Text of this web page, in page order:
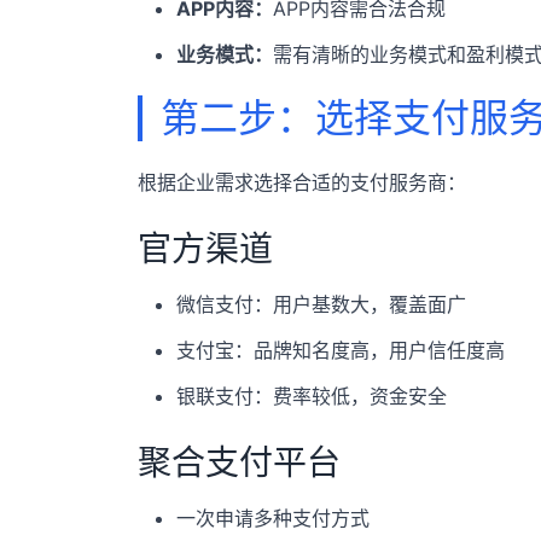
APP内容： APP内容需合法合规
业务模式： 需有清晰的业务模式和盈利模
第二步：选择支付服
根据企业需求选择合适的支付服务商：
官方渠道
微信支付：用户基数大，覆盖面广
支付宝：品牌知名度高，用户信任度高
银联支付：费率较低，资金安全
聚合支付平台
一次申请多种支付方式